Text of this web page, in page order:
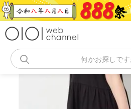
コ
ン
何かお探しです